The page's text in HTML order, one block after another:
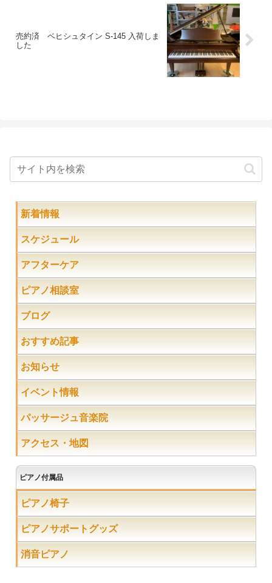
売約済 ベヒシュタイン S-145 入荷しま
した
新着情報
スケジュール
アフターケア
ピアノ相談室
ブログ
おすすめ記事
お知らせ
イベント情報
パッサージュ音楽院
アクセス・地図
ピアノ付属品
ピアノ椅子
ピアノサポートグッズ
消音ピアノ